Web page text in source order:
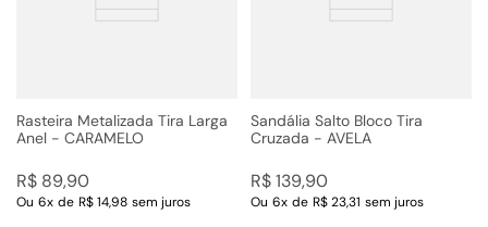
Rasteira Metalizada Tira Larga
Anel - CARAMELO
R$ 89,90
Ou 6x de R$ 14,98 sem juros
Sandália Salto Bloco Tira
Cruzada - AVELA
R$139,90
Ou 6x de R$ 23,31 sem juros